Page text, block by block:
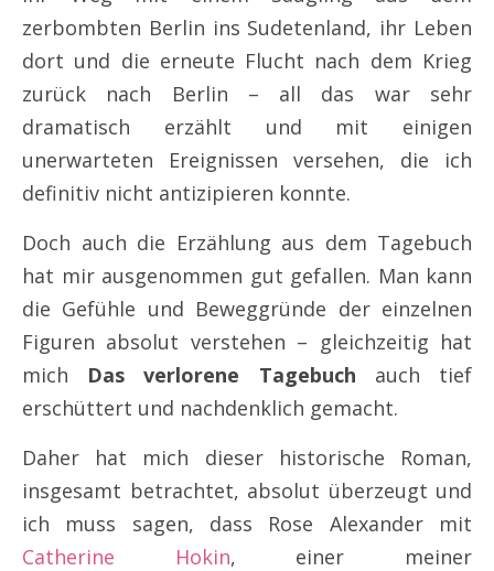
zerbombten Berlin ins Sudetenland, ihr Leben
dort und die erneute Flucht nach dem Krieg
zurück nach Berlin – all das war sehr
dramatisch erzählt und mit einigen
unerwarteten Ereignissen versehen, die ich
definitiv nicht antizipieren konnte.
Doch auch die Erzählung aus dem Tagebuch
hat mir ausgenommen gut gefallen. Man kann
die Gefühle und Beweggründe der einzelnen
Figuren absolut verstehen – gleichzeitig hat
mich Das verlorene Tagebuch auch tief
erschüttert und nachdenklich gemacht.
Daher hat mich dieser historische Roman,
insgesamt betrachtet, absolut überzeugt und
ich muss sagen, dass Rose Alexander mit
Catherine Hokin, einer meiner